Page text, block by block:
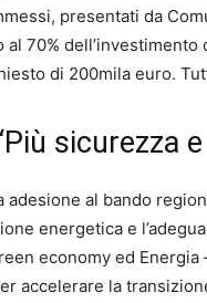
presentati da
al 70%
di 200mila euro.
sicurezza
adesione al bando
energetica e
economy ed
accelerare la